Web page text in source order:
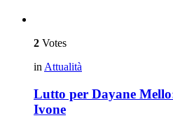
2 Votes
in Attualità
Lutto per Dayane
Ivone